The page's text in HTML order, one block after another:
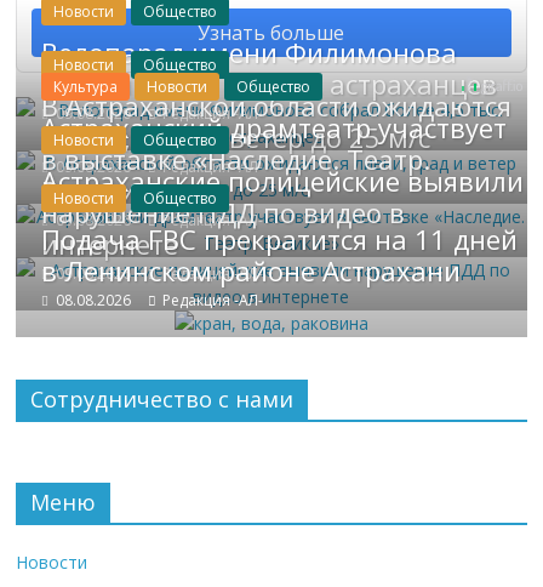
Узнать больше
Новости Общество
Велопарад имени Филимонова
собрал более 4,5 тыс. астраханцев
09.08.2026 Редакция -АЛ-
Новости Общество
В Астраханской области ожидаются
ливни, град и ветер до 25 м/с
09.08.2026 Редакция -АЛ-
Культура Новости Общество
Астраханский драмтеатр участвует
в выставке «Наследие. Театр.
Великие»
09.08.2026 Редакция -АЛ-
Новости Общество
Астраханские полицейские выявили
нарушение ПДД по видео в
интернете
09.08.2026 Редакция -АЛ-
Новости Общество
Подача ГВС прекратится на 11 дней
в Ленинском районе Астрахани
08.08.2026 Редакция -АЛ-
Сотрудничество с нами
Меню
Новости